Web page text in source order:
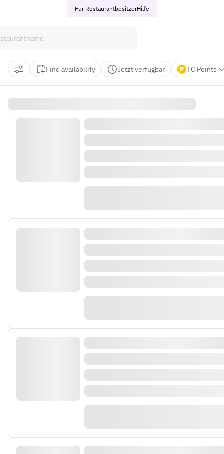
Für RestaurantbesitzerHilfe
Find availability Jetzt verfügbar TC Points